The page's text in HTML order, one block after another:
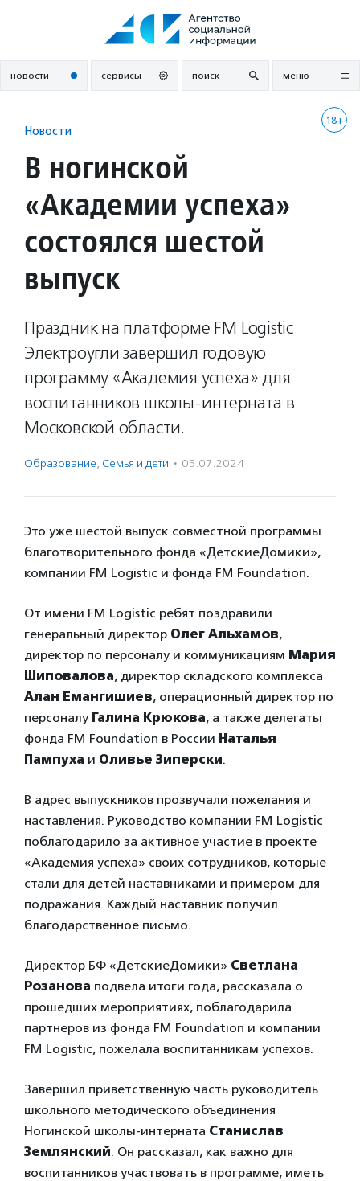
новости сервисы поиск меню
18+
Новости
В ногинской
«Академии успеха»
состоялся шестой
выпуск
Праздник на платформе FM Logistic
Электроугли завершил годовую
программу «Академия успеха» для
воспитанников школы-интерната в
Московской области.
Образование, Семья и дети · 05.07.2024
Это уже шестой выпуск совместной программы
благотворительного фонда «ДетскиеДомики»,
компании FM Logistic и фонда FM Foundation.
От имени FM Logistic ребят поздравили
генеральный директор Олег Альхамов,
директор по персоналу и коммуникациям Мария
Шиповалова, директор складского комплекса
Алан Емангишиев, операционный директор по
персоналу Галина Крюкова, а также делегаты
фонда FM Foundation в России Наталья
Пампуха и Оливье Зиперски.
В адрес выпускников прозвучали пожелания и
наставления. Руководство компании FM Logistic
поблагодарило за активное участие в проекте
«Академия успеха» своих сотрудников, которые
стали для детей наставниками и примером для
подражания. Каждый наставник получил
благодарственное письмо.
Директор БФ «ДетскиеДомики» Светлана
Розанова подвела итоги года, рассказала о
прошедших мероприятиях, поблагодарила
партнеров из фонда FM Foundation и компании
FM Logistic, пожелала воспитанникам успехов.
Завершил приветственную часть руководитель
школьного методического объединения
Ногинской школы-интерната Станислав
Землянский. Он рассказал, как важно для
воспитанников участвовать в программе, иметь